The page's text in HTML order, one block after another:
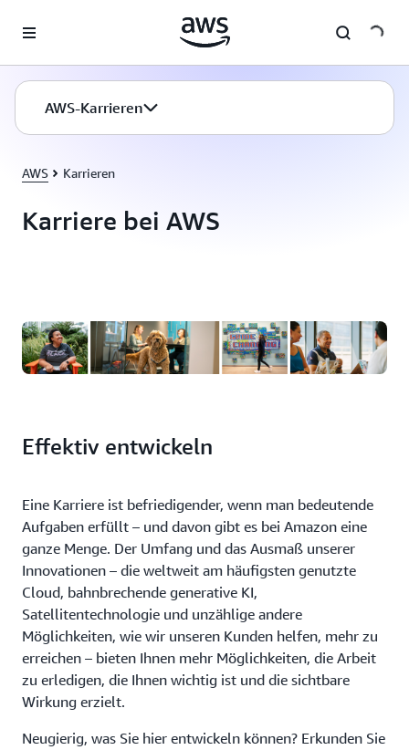
Überspringen zum Hauptinhalt
AWS Karrieren
Karriere bei AWS
AWS-Karrieren
Effektiv entwickeln
Eine Karriere ist befriedigender, wenn man bedeutende
Aufgaben erfüllt – und davon gibt es bei Amazon eine
ganze Menge. Der Umfang und das Ausmaß unserer
Innovationen – die weltweit am häufigsten genutzte
Cloud, bahnbrechende generative KI,
Satellitentechnologie und unzählige andere
Möglichkeiten, wie wir unseren Kunden helfen, mehr zu
erreichen – bieten Ihnen mehr Möglichkeiten, die Arbeit
zu erledigen, die Ihnen wichtig ist und die sichtbare
Wirkung erzielt.
Neugierig, was Sie hier entwickeln können? Erkunden Sie